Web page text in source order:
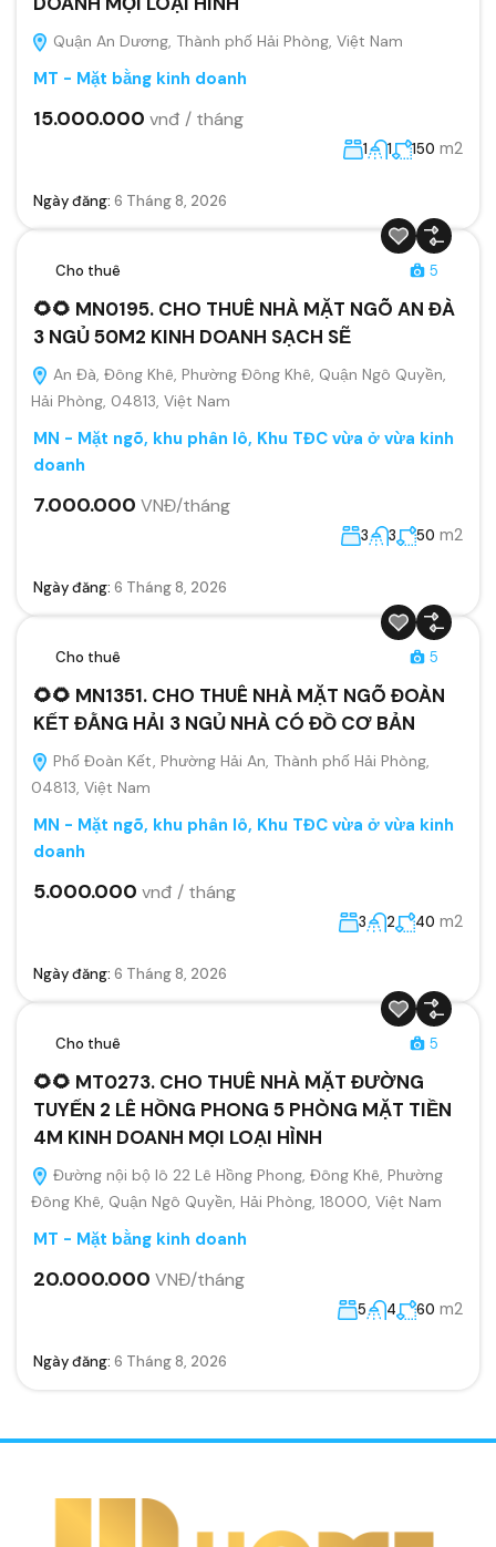
Quận An Dương, Thành phố Hải Phòng, Việt Nam
MT - Mặt bằng kinh doanh
15.000.000 vnđ / tháng
1 1 150 m2
Ngày đăng: 6 Tháng 8, 2026
Cho thuê 5
🌻🌻 MN0195. CHO THUÊ NHÀ MẶT NGÕ AN ĐÀ
3 NGỦ 50M2 KINH DOANH SẠCH SẼ
An Đà, Đông Khê, Phường Đông Khê, Quận Ngô Quyền,
Hải Phòng, 04813, Việt Nam
MN - Mặt ngõ, khu phân lô, Khu TĐC vừa ở vừa kinh
doanh
7.000.000 VNĐ/tháng
3 3 50 m2
Ngày đăng: 6 Tháng 8, 2026
Cho thuê 5
🌻🌻 MN1351. CHO THUÊ NHÀ MẶT NGÕ ĐOÀN
KẾT ĐẰNG HẢI 3 NGỦ NHÀ CÓ ĐỒ CƠ BẢN
Phố Đoàn Kết, Phường Hải An, Thành phố Hải Phòng,
04813, Việt Nam
MN - Mặt ngõ, khu phân lô, Khu TĐC vừa ở vừa kinh
doanh
5.000.000 vnđ / tháng
3 2 40 m2
Ngày đăng: 6 Tháng 8, 2026
Cho thuê 5
🌻🌻 MT0273. CHO THUÊ NHÀ MẶT ĐƯỜNG
TUYẾN 2 LÊ HỒNG PHONG 5 PHÒNG MẶT TIỀN
4M KINH DOANH MỌI LOẠI HÌNH
Đường nội bộ lô 22 Lê Hồng Phong, Đông Khê, Phường
Đông Khê, Quận Ngô Quyền, Hải Phòng, 18000, Việt Nam
MT - Mặt bằng kinh doanh
20.000.000 VNĐ/tháng
5 4 60 m2
Ngày đăng: 6 Tháng 8, 2026